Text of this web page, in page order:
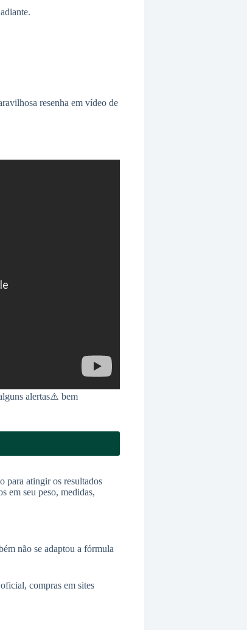
resenha em vídeo de
alertas⚠️ bem
para atingir os resultados
em seu peso, medidas,
não se adaptou a fórmula
compras em sites